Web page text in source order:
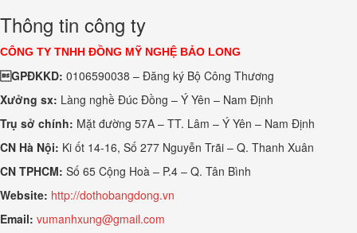
Thông tin công ty
CÔNG TY TNHH ĐỒNG MỸ NGHỆ BẢO LONG
GPĐKKD: 0106590038 – Đăng ký Bộ Công Thương
Xưởng sx: Làng nghề Đúc Đồng – Ý Yên – Nam Định
Trụ sở chính: Mặt đường 57A – TT. Lâm – Ý Yên – Nam Định
CN Hà Nội: Ki ốt 14-16, Số 277 Nguyễn Trãi – Q. Thanh Xuân
CN TPHCM: Số 65 Cộng Hoà – P.4 – Q. Tân Bình
Website: http://dothobangdong.vn
Email: vumanhxung@gmail.com